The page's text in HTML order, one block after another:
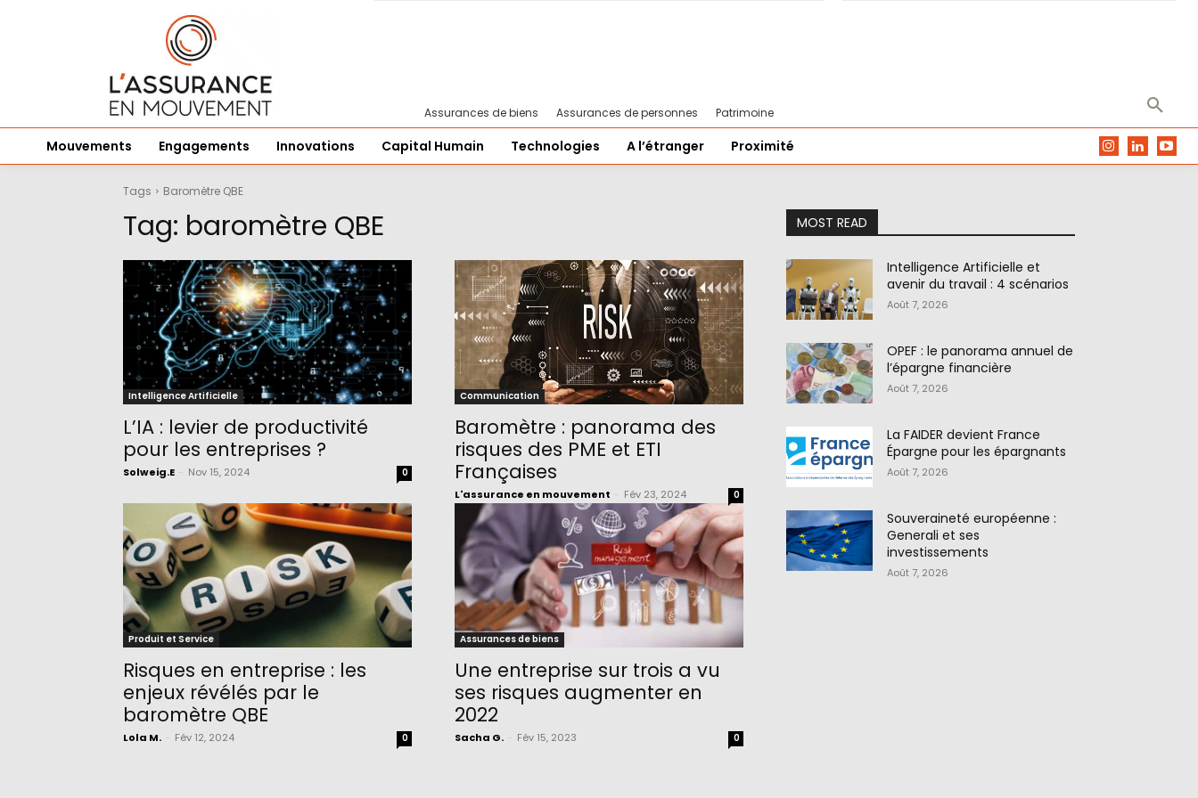
Assurances de biens Assurances de personnes Patrimoine
Mouvements Engagements Innovations Capital Humain Technologies A l’étranger Proximité
Tags Baromètre QBE
Tag: baromètre QBE
Intelligence Artificielle
L’IA : levier de productivité
pour les entreprises ?
Solweig.E Nov 15, 2024 0
Communication
Baromètre : panorama des
risques des PME et ETI
Françaises
L'assurance en mouvement Fév 23, 2024 0
Produit et Service
Risques en entreprise : les
enjeux révélés par le
baromètre QBE
Lola M. Fév 12, 2024 0
Assurances de biens
Une entreprise sur trois a vu
ses risques augmenter en
2022
Sacha G. Fév 15, 2023 0
MOST READ
Intelligence Artificielle et
avenir du travail : 4 scénarios
Août 7, 2026
OPEF : le panorama annuel de
l’épargne financière
Août 7, 2026
La FAIDER devient France
Épargne pour les épargnants
Août 7, 2026
Souveraineté européenne :
Generali et ses
investissements
Août 7, 2026